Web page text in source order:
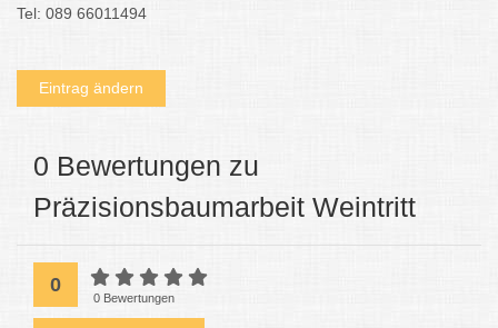
Tel: 089 66011494
Eintrag ändern
0 Bewertungen zu
Präzisionsbaumarbeit Weintritt
0
0 Bewertungen